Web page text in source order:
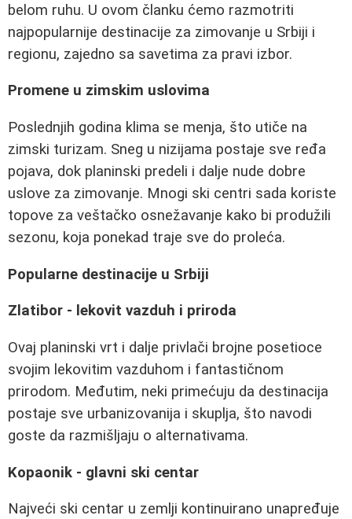
belom ruhu. U ovom članku ćemo razmotriti
najpopularnije destinacije za zimovanje u Srbiji i
regionu, zajedno sa savetima za pravi izbor.
Promene u zimskim uslovima
Poslednjih godina klima se menja, što utiče na
zimski turizam. Sneg u nizijama postaje sve ređa
pojava, dok planinski predeli i dalje nude dobre
uslove za zimovanje. Mnogi ski centri sada koriste
topove za veštačko osnežavanje kako bi produžili
sezonu, koja ponekad traje sve do proleća.
Popularne destinacije u Srbiji
Zlatibor - lekovit vazduh i priroda
Ovaj planinski vrt i dalje privlači brojne posetioce
svojim lekovitim vazduhom i fantastičnom
prirodom. Međutim, neki primećuju da destinacija
postaje sve urbanizovanija i skuplja, što navodi
goste da razmišljaju o alternativama.
Kopaonik - glavni ski centar
Najveći ski centar u zemlji kontinuirano unapređuje